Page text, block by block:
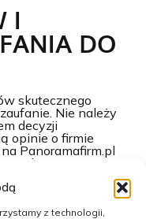
z technologii,
I
DO
skutecznego
Nie należy
decyzji
opinie o firmie
Panoramafirm.pl
i ocen
wyróżnić